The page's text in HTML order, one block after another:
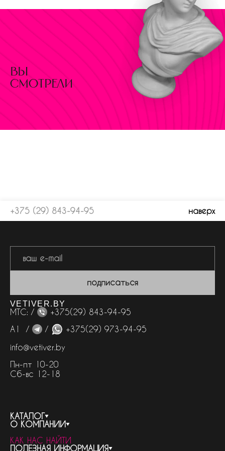
вы
смотрели
+375 (29) 843-94-95 наверх
подписаться
VETIVER.BY
МТС: /
+375(29) 843-94-95
А1 /
/
+375(29) 973-94-95
info@vetiver.by
Пн-пт 10-20
Сб-вс 12-18
КАТАЛОГ
весь каталог
бренды
О КОМПАНИИ
контакты
КАК НАС НАЙТИ
ПОЛЕЗНАЯ ИНФОРМАЦИЯ